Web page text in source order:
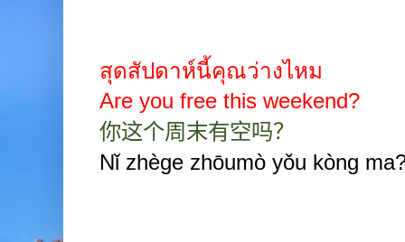
สุดสัปดาห์นี้คุณว่างไหม
Are you free this weekend?
你这个周末有空吗？
Nǐ zhège zhōumò yǒu kòng